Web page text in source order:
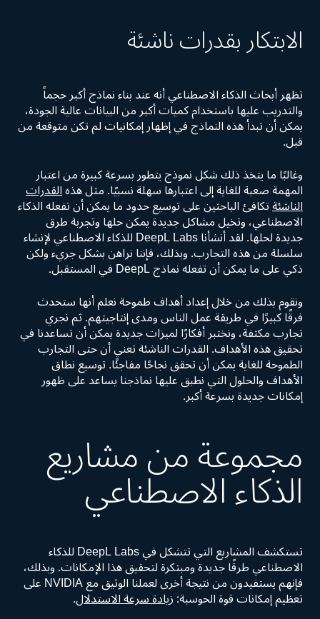
الابتكار بقدرات ناشئة
تظهر أبحاث الذكاء الاصطناعي أنه عند بناء نماذج أكبر حجماً
والتدريب عليها باستخدام كميات أكبر من البيانات عالية الجودة،
يمكن أن تبدأ هذه النماذج في إظهار إمكانيات لم تكن متوقعة من
قبل.
وغالبًا ما يتخذ ذلك شكل نموذج يتطور بسرعة كبيرة من اعتبار
المهمة صعبة للغاية إلى اعتبارها سهلة نسبيًا. مثل هذهالقدرات
الناشئةتكافئ الباحثين على توسيع حدود ما يمكن أن تفعله الذكاء
الاصطناعي، وتخيل مشاكل جديدة يمكن حلها وتجربة طرق
جديدة لحلها. لقد أنشأنا DeepL Labs للذكاء الاصطناعي لإنشاء
سلسلة من هذه التجارب. وبذلك، فإننا نراهن بشكل جريء ولكن
ذكي على ما يمكن أن تفعله نماذج DeepL في المستقبل.
ونقوم بذلك من خلال إعداد أهداف طموحة نعلم أنها ستحدث
فرقًا كبيرًا في طريقة عمل الناس ومدى إنتاجيتهم. ثم نجري
تجارب مكثفة، ونختبر أفكارًا لميزات جديدة يمكن أن تساعدنا في
تحقيق هذه الأهداف. القدرات الناشئة تعني أن حتى التجارب
الطموحة للغاية يمكن أن تحقق نجاحًا مفاجئًا. توسيع نطاق
الأهداف والحلول التي نطبق عليها نماذجنا يساعد على ظهور
إمكانات جديدة بسرعة أكبر.
مجموعة من مشاريع
الذكاء الاصطناعي
تستكشف المشاريع التي تتشكل في DeepL Labs للذكاء
الاصطناعي طرقًا جديدة ومبتكرة لتحقيق هذا الإمكانات. وبذلك،
فإنهم يستفيدون من نتيجة أخرى لعملنا الوثيق مع NVIDIA على
تعظيم إمكانات قوة الحوسبة:زيادة سرعة الاستدلال.